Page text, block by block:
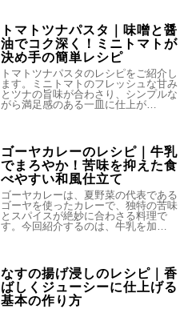
トマトツナパスタ｜味噌と醤
油でコク深く！ミニトマトが
決め手の簡単レシピ
トマトツナパスタのレシピをご紹介し
ます。ミニトマトのフレッシュな甘み
とツナの旨味が合わさり、シンプルな
がら満足感のある一皿に仕上が…
ゴーヤカレーのレシピ｜牛乳
でまろやか！苦味を抑えた食
べやすい和風仕立て
ゴーヤカレーは、夏野菜の代表である
ゴーヤを使ったカレーで、独特の苦味
とスパイスが絶妙に合わさる料理で
す。今回紹介するのは、牛乳を加…
なすの揚げ浸しのレシピ｜香
ばしくジューシーに仕上げる
基本の作り方